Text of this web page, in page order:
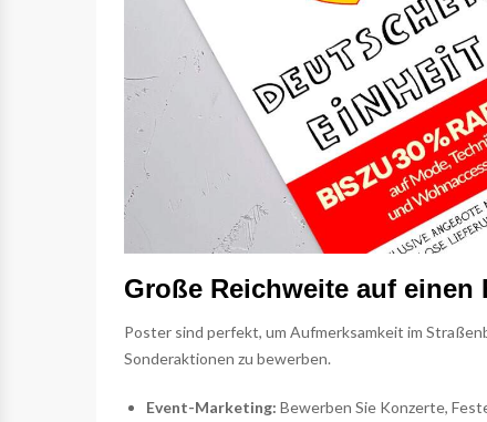
Große Reichweite auf einen
Poster sind perfekt, um Aufmerksamkeit im
Sonderaktionen zu bewerben.
Event-Marketing: Bewerben Sie Konzerte,